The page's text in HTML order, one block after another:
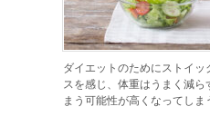
ダイエットのためにストイ
スを感じ、体重はうまく減ら
まう可能性が高くなってしま